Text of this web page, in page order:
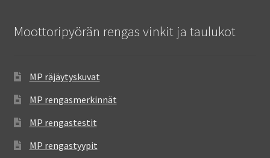
Moottoripyörän rengas vinkit ja taulukot
MP räjäytyskuvat
MP rengasmerkinnät
MP rengastestit
MP rengastyypit